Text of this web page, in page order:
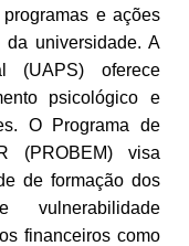
e ações
universidade. A
(UAPS) oferece
psicológico e
O Programa de
(PROBEM) visa
de formação dos
financeiros como